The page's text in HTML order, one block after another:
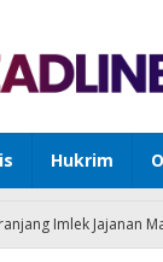
Hukrim
Imlek Jajanan